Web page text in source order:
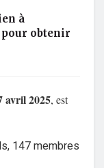
à
obtenir
avril 2025, est
147 membres